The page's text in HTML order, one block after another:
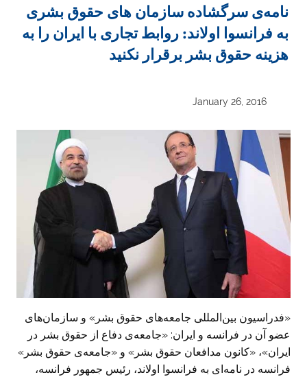
نامه‌ی سرگشاده سازمان های حقوق بشری
به فرانسوا اولاند: روابط تجاری با ایران را به
هزینه حقوق بشر برقرار نکنید
January 26, 2016
«فدراسیون بین‌المللی جامعه‌های حقوق بشر» و سازمان‌های
عضو آن در فرانسه و ایران: «جامعه‌ی دفاع از حقوق بشر در
ایران»، «کانون مدافعان حقوق بشر» و «جامعه‌ی حقوق بشر»
فرانسه در نامه‌ای به فرانسوا اولاند،‌ رئیس جمهور فرانسه،